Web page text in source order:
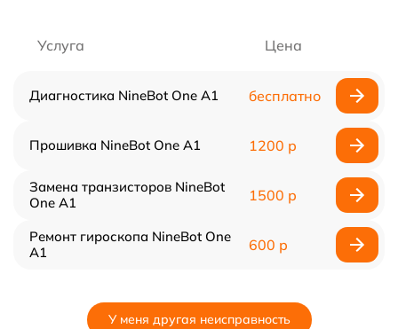
Услуга Цена
Диагностика NineBot One A1 бесплатно
Прошивка NineBot One A1 1200 р
Замена транзисторов NineBot
One A1
1500 р
Ремонт гироскопа NineBot One
A1
600 р
У меня другая неисправность